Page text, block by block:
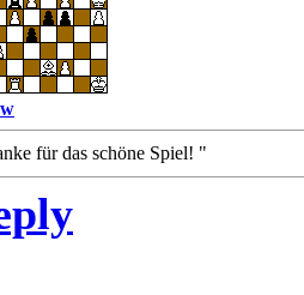
für das schöne Spiel! "